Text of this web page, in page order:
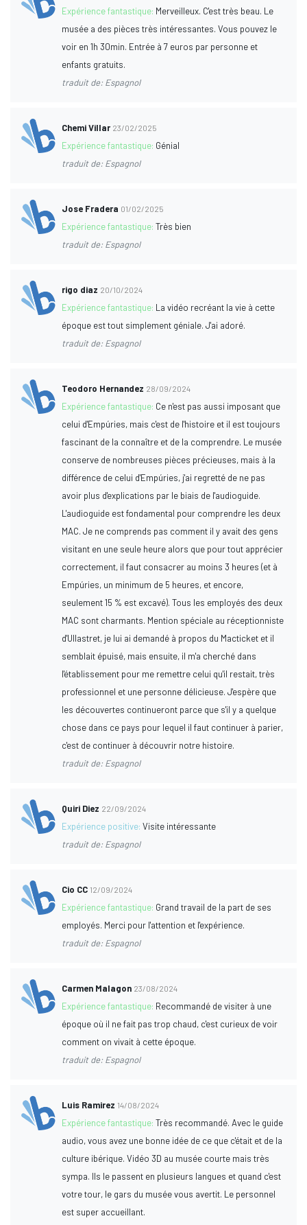
Expérience fantastique: Merveilleux. C'est très beau. Le
musée a des pièces très intéressantes. Vous pouvez le
voir en 1h 30min. Entrée à 7 euros par personne et
enfants gratuits.
traduit de: Espagnol
Chemi Villar 23/02/2025
Expérience fantastique: Génial
traduit de: Espagnol
Jose Fradera 01/02/2025
Expérience fantastique:Très bien
traduit de: Espagnol
rigo diaz 20/10/2024
Expérience fantastique: La vidéo recréant la vie à cette
époque est tout simplement géniale. J'ai adoré.
traduit de: Espagnol
Teodoro Hernandez 28/09/2024
Expérience fantastique: Ce n'est pas aussi imposant que
celui d'Empúries, mais c'est de l'histoire et il est toujours
fascinant de la connaître et de la comprendre. Le musée
conserve de nombreuses pièces précieuses, mais à la
différence de celui d'Empúries, j'ai regretté de ne pas
avoir plus d'explications par le biais de l'audioguide.
L'audioguide est fondamental pour comprendre les deux
MAC. Je ne comprends pas comment il y avait des gens
visitant en une seule heure alors que pour tout apprécier
correctement, il faut consacrer au moins 3 heures (et à
Empúries, un minimum de 5 heures, et encore,
seulement 15 % est excavé). Tous les employés des deux
MAC sont charmants. Mention spéciale au réceptionniste
d'Ullastret, je lui ai demandé à propos du Macticket et il
semblait épuisé, mais ensuite, il m'a cherché dans
l'établissement pour me remettre celui qu'il restait, très
professionnel et une personne délicieuse. J'espère que
les découvertes continueront parce que s'il y a quelque
chose dans ce pays pour lequel il faut continuer à parier,
c'est de continuer à découvrir notre histoire.
traduit de: Espagnol
Quiri Diez 22/09/2024
Expérience positive:Visite intéressante
traduit de: Espagnol
Cio CC 12/09/2024
Expérience fantastique: Grand travail de la part de ses
employés. Merci pour l'attention et l'expérience.
traduit de: Espagnol
Carmen Malagon 23/08/2024
Expérience fantastique: Recommandé de visiter à une
époque où il ne fait pas trop chaud, c'est curieux de voir
comment on vivait à cette époque.
traduit de: Espagnol
Luis Ramirez 14/08/2024
Expérience fantastique:Très recommandé. Avec le guide
audio, vous avez une bonne idée de ce que c'était et de la
culture ibérique. Vidéo 3D au musée courte mais très
sympa. Ils le passent en plusieurs langues et quand c'est
votre tour, le gars du musée vous avertit. Le personnel
est super accueillant.